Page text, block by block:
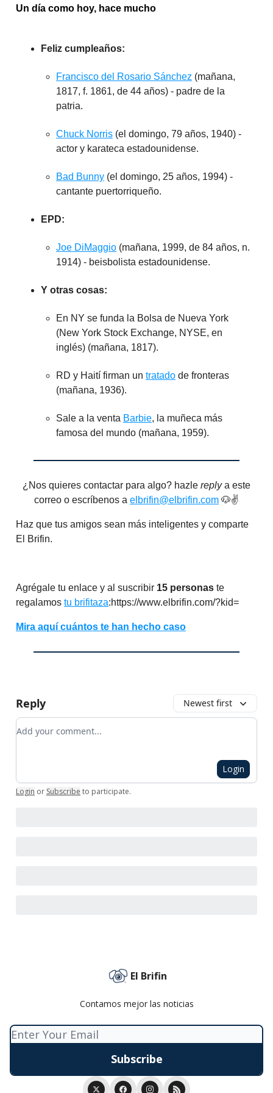
Un día como hoy, hace mucho
Feliz cumpleaños:
Francisco del Rosario Sánchez (mañana,
1817, f. 1861, de 44 años) - padre de la
patria.
Chuck Norris (el domingo, 79 años, 1940) -
actor y karateca estadounidense.
Bad Bunny (el domingo, 25 años, 1994) -
cantante puertorriqueño.
EPD:
Joe DiMaggio (mañana, 1999, de 84 años, n.
1914) - beisbolista estadounidense.
Y otras cosas:
En NY se funda la Bolsa de Nueva York
(New York Stock Exchange, NYSE, en
inglés) (mañana, 1817).
RD y Haití firman un tratado de fronteras
(mañana, 1936).
Sale a la venta Barbie, la muñeca más
famosa del mundo (mañana, 1959).
¿Nos quieres contactar para algo? hazle replya este
correo o escríbenos a elbrifin@elbrifin.com 🐶✌️
Haz que tus amigos sean más inteligentes y comparte
El Brifin.
Agrégale tu enlace y al suscribir 15 personas te
regalamos tu brifitaza:https://www.elbrifin.com/?kid=
Mira aquí cuántos te han hecho caso
Reply Newest first
Add your comment
Login
Login or Subscribe to participate.
El Brifin
Contamos mejor las noticias